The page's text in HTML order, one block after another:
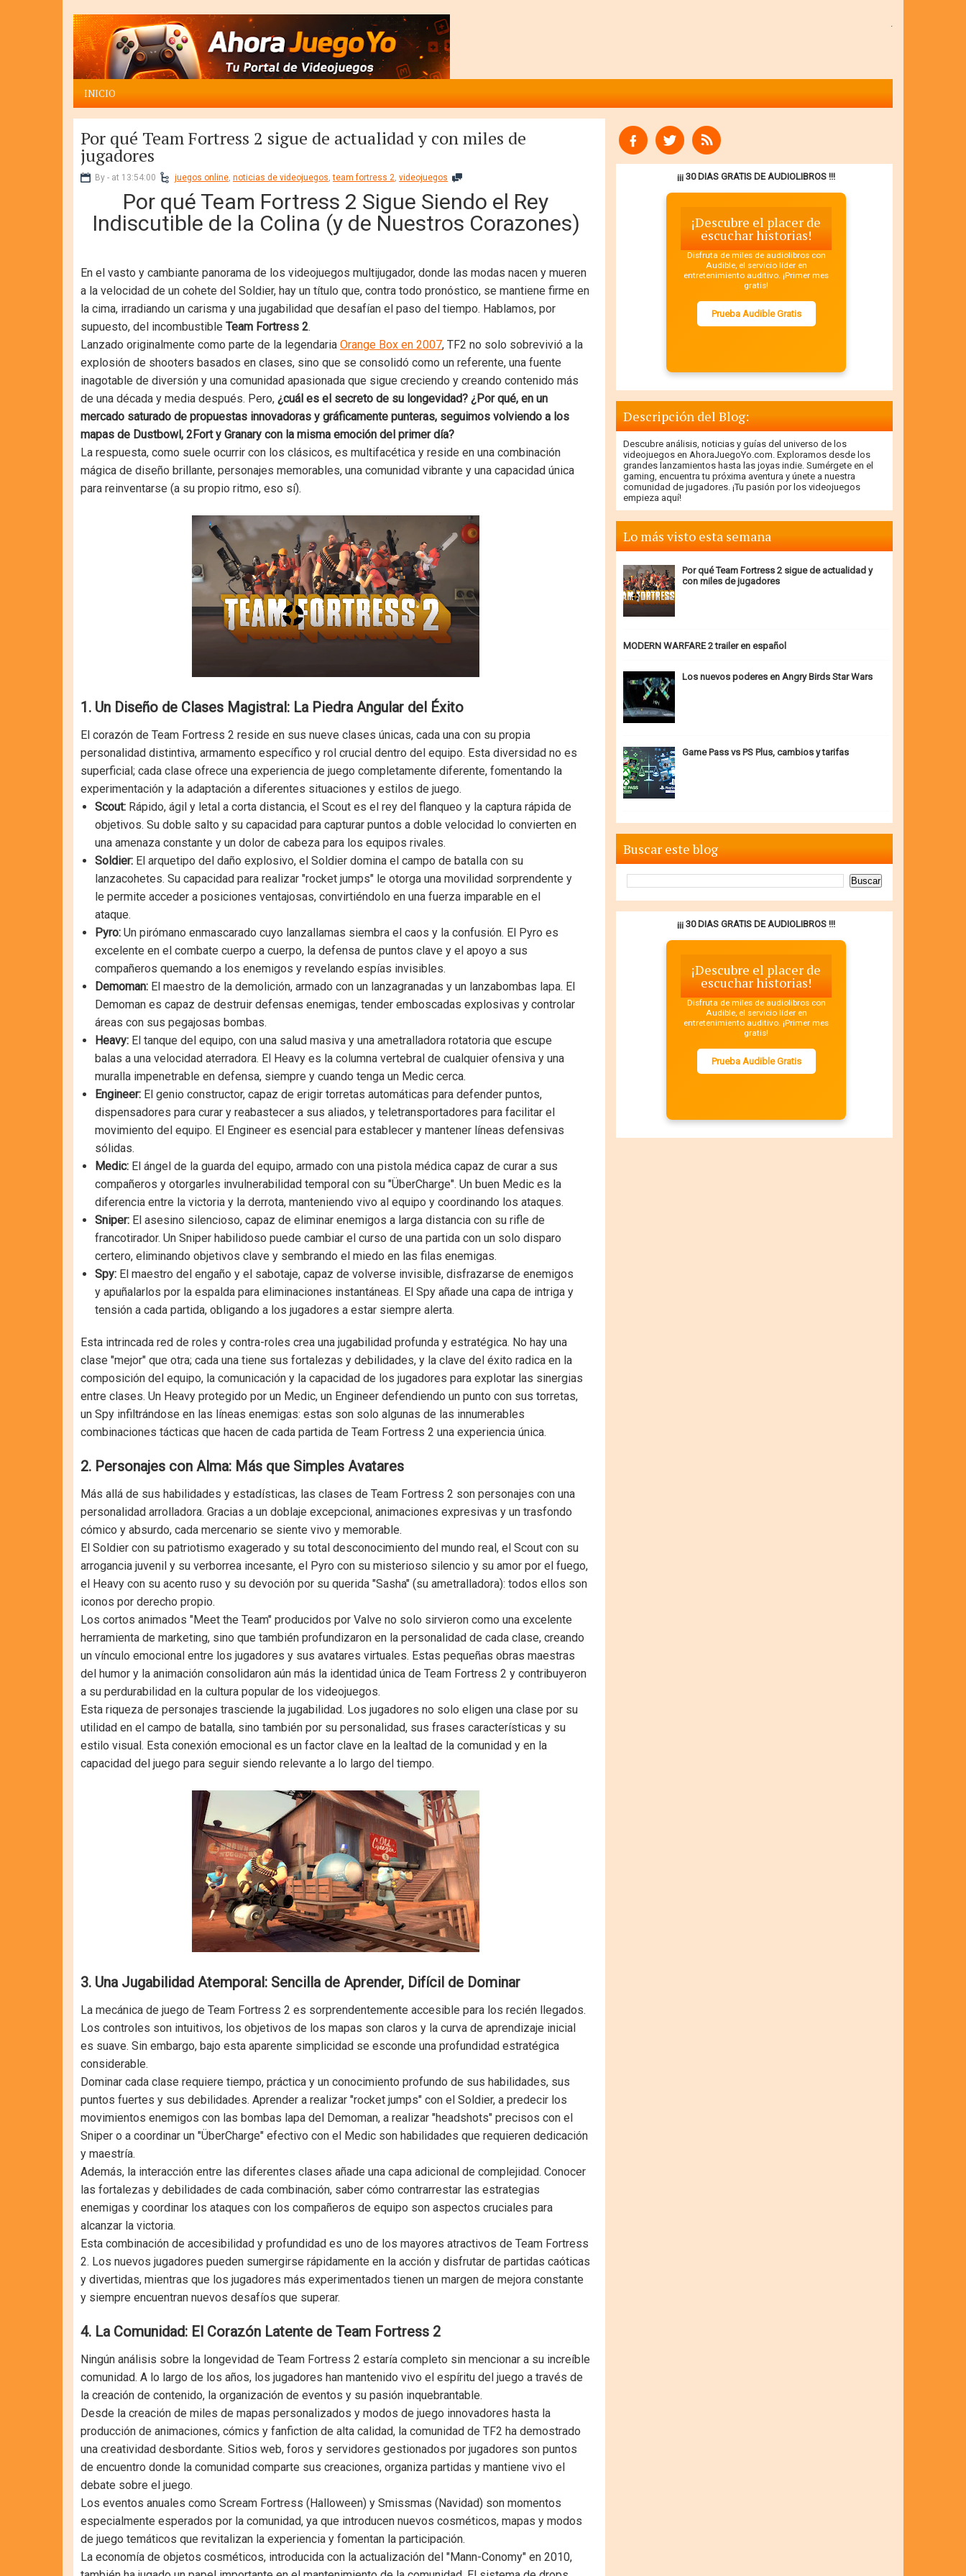
.
INICIO
Por qué Team Fortress 2 sigue de actualidad y con miles de
jugadores
By - at 13:54:00 juegos online, noticias de videojuegos,team fortress 2, videojuegos
Por qué Team Fortress 2 Sigue Siendo el Rey
Indiscutible de la Colina (y de Nuestros Corazones)
En el vasto y cambiante panorama de los videojuegos multijugador, donde las modas nacen y mueren
a la velocidad de un cohete del Soldier, hay un título que, contra todo pronóstico, se mantiene firme en
la cima, irradiando un carisma y una jugabilidad que desafían el paso del tiempo. Hablamos, por
supuesto, del incombustible Team Fortress 2.
Lanzado originalmente como parte de la legendaria Orange Box en 2007, TF2 no solo sobrevivió a la
explosión de shooters basados en clases, sino que se consolidó como un referente, una fuente
inagotable de diversión y una comunidad apasionada que sigue creciendo y creando contenido más
de una década y media después. Pero, ¿cuál es el secreto de su longevidad? ¿Por qué, en un
mercado saturado de propuestas innovadoras y gráficamente punteras, seguimos volviendo a los
mapas de Dustbowl, 2Fort y Granary con la misma emoción del primer día?
La respuesta, como suele ocurrir con los clásicos, es multifacética y reside en una combinación
mágica de diseño brillante, personajes memorables, una comunidad vibrante y una capacidad única
para reinventarse (a su propio ritmo, eso sí).
1. Un Diseño de Clases Magistral: La Piedra Angular del Éxito
El corazón de Team Fortress 2 reside en sus nueve clases únicas, cada una con su propia
personalidad distintiva, armamento específico y rol crucial dentro del equipo. Esta diversidad no es
superficial; cada clase ofrece una experiencia de juego completamente diferente, fomentando la
experimentación y la adaptación a diferentes situaciones y estilos de juego.
Scout: Rápido, ágil y letal a corta distancia, el Scout es el rey del flanqueo y la captura rápida de
objetivos. Su doble salto y su capacidad para capturar puntos a doble velocidad lo convierten en
una amenaza constante y un dolor de cabeza para los equipos rivales.
Soldier: El arquetipo del daño explosivo, el Soldier domina el campo de batalla con su
lanzacohetes. Su capacidad para realizar "rocket jumps" le otorga una movilidad sorprendente y
le permite acceder a posiciones ventajosas, convirtiéndolo en una fuerza imparable en el
ataque.
Pyro: Un pirómano enmascarado cuyo lanzallamas siembra el caos y la confusión. El Pyro es
excelente en el combate cuerpo a cuerpo, la defensa de puntos clave y el apoyo a sus
compañeros quemando a los enemigos y revelando espías invisibles.
Demoman: El maestro de la demolición, armado con un lanzagranadas y un lanzabombas lapa. El
Demoman es capaz de destruir defensas enemigas, tender emboscadas explosivas y controlar
áreas con sus pegajosas bombas.
Heavy: El tanque del equipo, con una salud masiva y una ametralladora rotatoria que escupe
balas a una velocidad aterradora. El Heavy es la columna vertebral de cualquier ofensiva y una
muralla impenetrable en defensa, siempre y cuando tenga un Medic cerca.
Engineer: El genio constructor, capaz de erigir torretas automáticas para defender puntos,
dispensadores para curar y reabastecer a sus aliados, y teletransportadores para facilitar el
movimiento del equipo. El Engineer es esencial para establecer y mantener líneas defensivas
sólidas.
Medic: El ángel de la guarda del equipo, armado con una pistola médica capaz de curar a sus
compañeros y otorgarles invulnerabilidad temporal con su "ÜberCharge". Un buen Medic es la
diferencia entre la victoria y la derrota, manteniendo vivo al equipo y coordinando los ataques.
Sniper: El asesino silencioso, capaz de eliminar enemigos a larga distancia con su rifle de
francotirador. Un Sniper habilidoso puede cambiar el curso de una partida con un solo disparo
certero, eliminando objetivos clave y sembrando el miedo en las filas enemigas.
Spy: El maestro del engaño y el sabotaje, capaz de volverse invisible, disfrazarse de enemigos
y apuñalarlos por la espalda para eliminaciones instantáneas. El Spy añade una capa de intriga y
tensión a cada partida, obligando a los jugadores a estar siempre alerta.
Esta intrincada red de roles y contra-roles crea una jugabilidad profunda y estratégica. No hay una
clase "mejor" que otra; cada una tiene sus fortalezas y debilidades, y la clave del éxito radica en la
composición del equipo, la comunicación y la capacidad de los jugadores para explotar las sinergias
entre clases. Un Heavy protegido por un Medic, un Engineer defendiendo un punto con sus torretas,
un Spy infiltrándose en las líneas enemigas: estas son solo algunas de las innumerables
combinaciones tácticas que hacen de cada partida de Team Fortress 2 una experiencia única.
2. Personajes con Alma: Más que Simples Avatares
Más allá de sus habilidades y estadísticas, las clases de Team Fortress 2 son personajes con una
personalidad arrolladora. Gracias a un doblaje excepcional, animaciones expresivas y un trasfondo
cómico y absurdo, cada mercenario se siente vivo y memorable.
El Soldier con su patriotismo exagerado y su total desconocimiento del mundo real, el Scout con su
arrogancia juvenil y su verborrea incesante, el Pyro con su misterioso silencio y su amor por el fuego,
el Heavy con su acento ruso y su devoción por su querida "Sasha" (su ametralladora): todos ellos son
iconos por derecho propio.
Los cortos animados "Meet the Team" producidos por Valve no solo sirvieron como una excelente
herramienta de marketing, sino que también profundizaron en la personalidad de cada clase, creando
un vínculo emocional entre los jugadores y sus avatares virtuales. Estas pequeñas obras maestras
del humor y la animación consolidaron aún más la identidad única de Team Fortress 2 y contribuyeron
a su perdurabilidad en la cultura popular de los videojuegos.
Esta riqueza de personajes trasciende la jugabilidad. Los jugadores no solo eligen una clase por su
utilidad en el campo de batalla, sino también por su personalidad, sus frases características y su
estilo visual. Esta conexión emocional es un factor clave en la lealtad de la comunidad y en la
capacidad del juego para seguir siendo relevante a lo largo del tiempo.
3. Una Jugabilidad Atemporal: Sencilla de Aprender, Difícil de Dominar
La mecánica de juego de Team Fortress 2 es sorprendentemente accesible para los recién llegados.
Los controles son intuitivos, los objetivos de los mapas son claros y la curva de aprendizaje inicial
es suave. Sin embargo, bajo esta aparente simplicidad se esconde una profundidad estratégica
considerable.
Dominar cada clase requiere tiempo, práctica y un conocimiento profundo de sus habilidades, sus
puntos fuertes y sus debilidades. Aprender a realizar "rocket jumps" con el Soldier, a predecir los
movimientos enemigos con las bombas lapa del Demoman, a realizar "headshots" precisos con el
Sniper o a coordinar un "ÜberCharge" efectivo con el Medic son habilidades que requieren dedicación
y maestría.
Además, la interacción entre las diferentes clases añade una capa adicional de complejidad. Conocer
las fortalezas y debilidades de cada combinación, saber cómo contrarrestar las estrategias
enemigas y coordinar los ataques con los compañeros de equipo son aspectos cruciales para
alcanzar la victoria.
Esta combinación de accesibilidad y profundidad es uno de los mayores atractivos de Team Fortress
2. Los nuevos jugadores pueden sumergirse rápidamente en la acción y disfrutar de partidas caóticas
y divertidas, mientras que los jugadores más experimentados tienen un margen de mejora constante
y siempre encuentran nuevos desafíos que superar.
4. La Comunidad: El Corazón Latente de Team Fortress 2
Ningún análisis sobre la longevidad de Team Fortress 2 estaría completo sin mencionar a su increíble
comunidad. A lo largo de los años, los jugadores han mantenido vivo el espíritu del juego a través de
la creación de contenido, la organización de eventos y su pasión inquebrantable.
Desde la creación de miles de mapas personalizados y modos de juego innovadores hasta la
producción de animaciones, cómics y fanfiction de alta calidad, la comunidad de TF2 ha demostrado
una creatividad desbordante. Sitios web, foros y servidores gestionados por jugadores son puntos
de encuentro donde la comunidad comparte sus creaciones, organiza partidas y mantiene vivo el
debate sobre el juego.
Los eventos anuales como Scream Fortress (Halloween) y Smissmas (Navidad) son momentos
especialmente esperados por la comunidad, ya que introducen nuevos cosméticos, mapas y modos
de juego temáticos que revitalizan la experiencia y fomentan la participación.
La economía de objetos cosméticos, introducida con la actualización del "Mann-Conomy" en 2010,
¡¡¡ 30 DIAS GRATIS DE AUDIOLIBROS !!!
¡Descubre el placer de
escuchar historias!
Disfruta de miles de audiolibros con
Audible, el servicio líder en
entretenimiento auditivo. ¡Primer mes
gratis!
Prueba Audible Gratis
Descripción del Blog:
Descubre análisis, noticias y guías del universo de los
videojuegos en AhoraJuegoYo.com. Exploramos desde los
grandes lanzamientos hasta las joyas indie. Sumérgete en el
gaming, encuentra tu próxima aventura y únete a nuestra
comunidad de jugadores. ¡Tu pasión por los videojuegos
empieza aquí!
Lo más visto esta semana
Por qué Team Fortress 2 sigue de actualidad y
con miles de jugadores
MODERN WARFARE 2 trailer en español
Los nuevos poderes en Angry Birds Star Wars
Game Pass vs PS Plus, cambios y tarifas
Buscar este blog
¡¡¡ 30 DIAS GRATIS DE AUDIOLIBROS !!!
¡Descubre el placer de
escuchar historias!
Disfruta de miles de audiolibros con
Audible, el servicio líder en
entretenimiento auditivo. ¡Primer mes
gratis!
Prueba Audible Gratis